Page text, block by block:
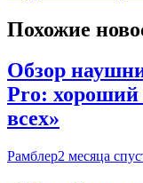
Похожие
Обзор
Pro: хороший
всех»
Рамблер2 месяца